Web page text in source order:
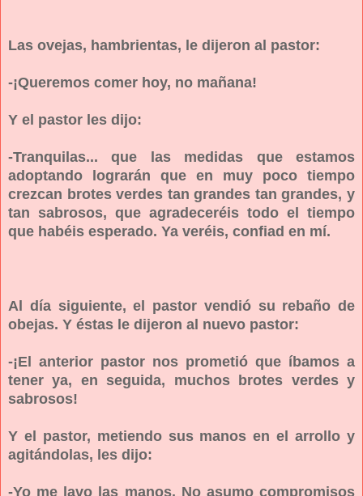
Las ovejas, hambrientas, le dijeron al pastor:
-¡Queremos comer hoy, no mañana!
Y el pastor les dijo:
-Tranquilas... que las medidas que estamos
adoptando lograrán que en muy poco tiempo
crezcan brotes verdes tan grandes tan grandes, y
tan sabrosos, que agradeceréis todo el tiempo
que habéis esperado. Ya veréis, confiad en mí.
Al día siguiente, el pastor vendió su rebaño de
obejas. Y éstas le dijeron al nuevo pastor:
-¡El anterior pastor nos prometió que íbamos a
tener ya, en seguida, muchos brotes verdes y
sabrosos!
Y el pastor, metiendo sus manos en el arrollo y
agitándolas, les dijo:
-Yo me lavo las manos. No asumo compromisos